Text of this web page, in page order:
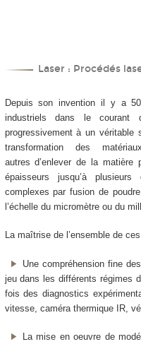
Laser : Procédés
Depuis son invention il y a
industriels dans le
progressivement à un
transformation des
autres d’enlever de la matière
épaisseurs jusqu’à
complexes par fusion de
l’échelle du micromètre ou du
La maîtrise de l’ensemble de
Une compréhension fine
jeu dans les différents régimes
fois des diagnostics
vitesse, caméra thermique IR,
La mise en oeuvre de